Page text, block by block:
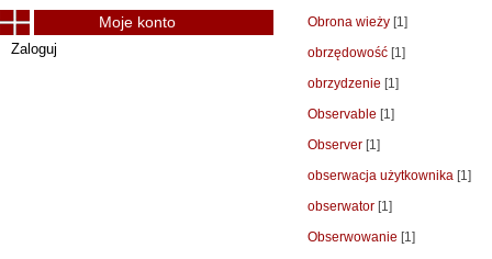
Obrona wieży [1]
obrzędowość [1]
obrzydzenie [1]
Observable [1]
Observer [1]
obserwacja użytkownika [1]
obserwator [1]
Obserwowanie [1]
Moje konto
Zaloguj